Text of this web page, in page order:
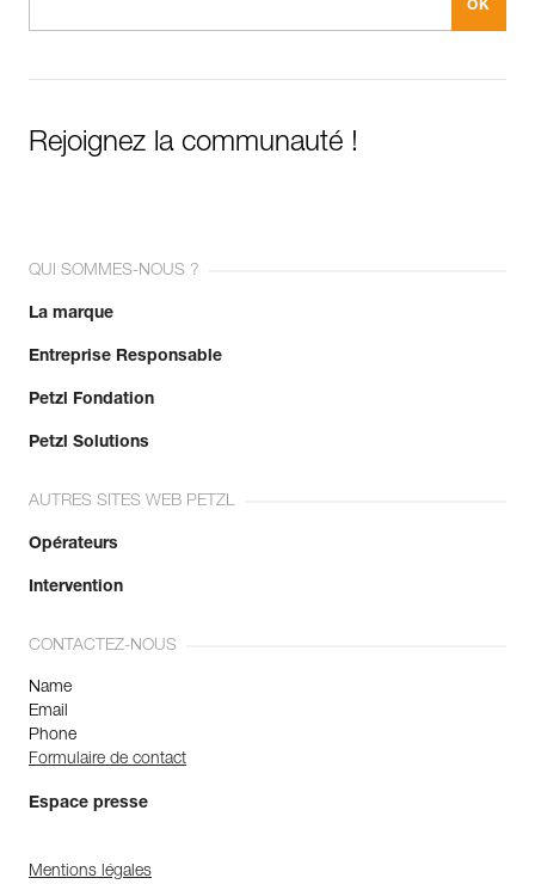
Rejoignez la communauté !
QUI SOMMES-NOUS ?
La marque
Entreprise Responsable
Petzl Fondation
Petzl Solutions
AUTRES SITES WEB PETZL
Opérateurs
Intervention
CONTACTEZ-NOUS
Name
Email
Phone
Formulaire de contact
Espace presse
Mentions légales